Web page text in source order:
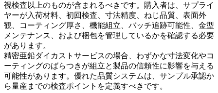
視検査以上のものが含まれるべきです。購入者は、サプライ
ヤーが入荷材料、初回検査、寸法精度、ねじ品質、表面外
観、コーティング厚さ、機能組立、バッチ追跡可能性、金型
メンテナンス、および梱包を管理しているかを確認する必要
があります。
精密亜鉛ダイカストサービスの場合、わずかな寸法変化やコ
ーティングのばらつきが組立と製品の信頼性に影響を与える
可能性があります。優れた品質システムは、サンプル承認か
ら量産までの検査ポイントを定義すべきです。